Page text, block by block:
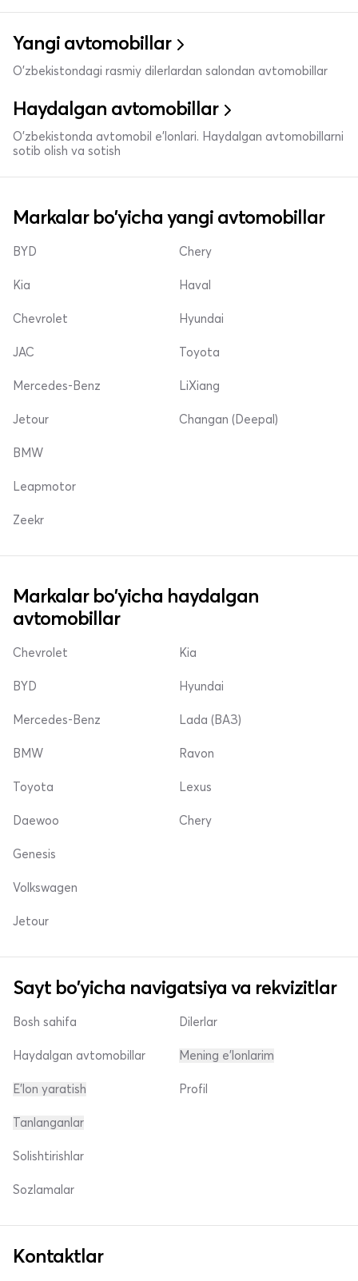
Yangi avtomobillar
O'zbekistondagi rasmiy dilerlardan salondan avtomobillar
Haydalgan avtomobillar
O'zbekistonda avtomobil e’lonlari. Haydalgan avtomobillarni
sotib olish va sotish
Markalar bo'yicha yangi avtomobillar
BYD
Kia
Chevrolet
Chery
Haval
Hyundai
JAC
Mercedes-Benz
Jetour
Toyota
LiXiang
Changan (Deepal)
BMW
Leapmotor
Zeekr
Markalar bo'yicha haydalgan
avtomobillar
Chevrolet
BYD
Mercedes-Benz
Kia
Hyundai
Lada (ВАЗ)
BMW
Toyota
Daewoo
Ravon
Lexus
Chery
Genesis
Volkswagen
Jetour
Sayt bo'yicha navigatsiya va rekvizitlar
Bosh sahifa
Haydalgan avtomobillar
E'lon yaratish
Dilerlar
Mening e'lonlarim
Profil
Tanlanganlar
Solishtirishlar
Sozlamalar
Kontaktlar